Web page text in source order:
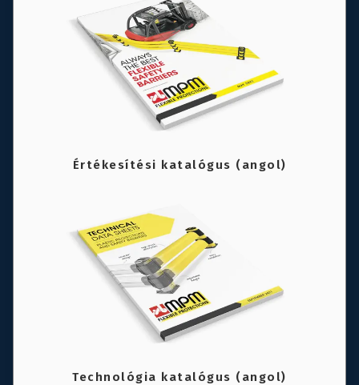
Értékesítési katalógus (angol)
Technológia katalógus (angol)